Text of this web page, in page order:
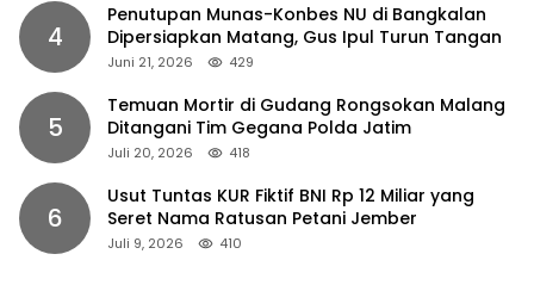
4
Penutupan Munas-Konbes NU di Bangkalan
Dipersiapkan Matang, Gus Ipul Turun Tangan
Juni 21, 2026 429
5
Temuan Mortir di Gudang Rongsokan Malang
Ditangani Tim Gegana Polda Jatim
Juli 20, 2026 418
6
Usut Tuntas KUR Fiktif BNI Rp 12 Miliar yang
Seret Nama Ratusan Petani Jember
Juli 9, 2026 410